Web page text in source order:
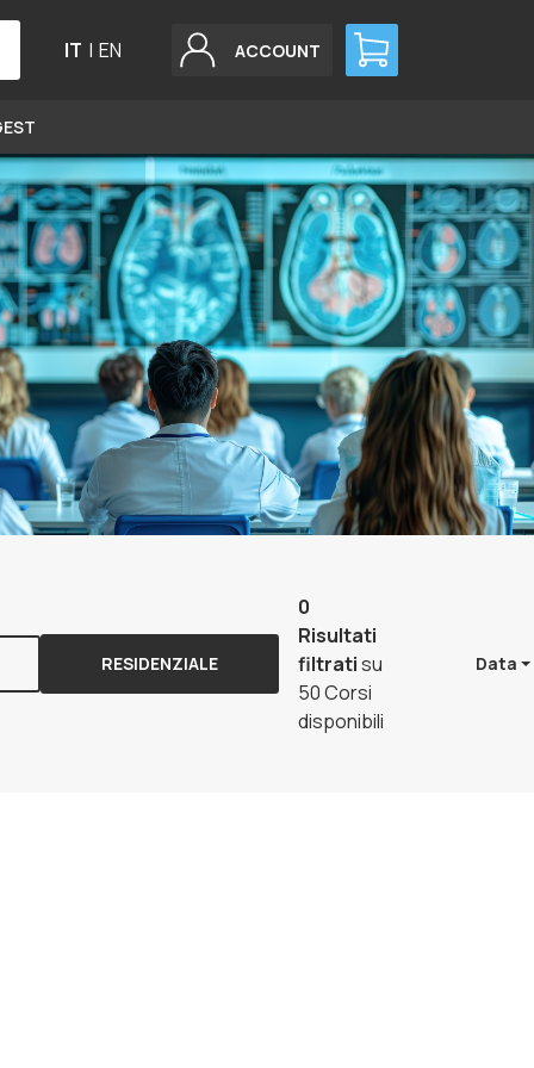
IT | EN ACCOUNT
RESIDENZIALE
0
Risultati
filtratisu
50 Corsi
disponibili
Data